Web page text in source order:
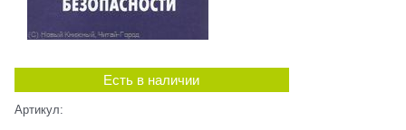
Есть в наличии
Артикул: